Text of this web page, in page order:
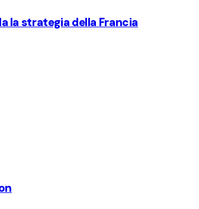
la strategia della Francia